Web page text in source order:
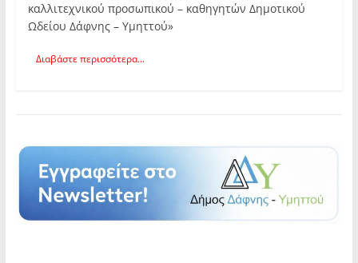
καλλιτεχνικού προσωπικού – καθηγητών Δημοτικού
Ωδείου Δάφνης – Υμηττού»
Διαβάστε περισσότερα...